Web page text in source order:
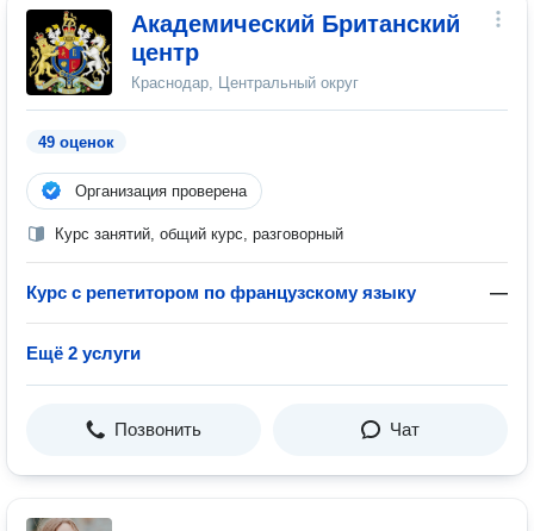
Академический Британский
центр
Краснодар, Центральный округ
49 оценок
Организация проверена
Курс занятий, общий курс, разговорный
Курс с репетитором по французскому языку —
Ещё 2 услуги
Позвонить Чат